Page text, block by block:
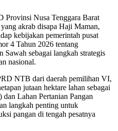
Nusa Tenggara Barat
akrab disapa Haji Maman,
kebijakan pemerintah pusat
4 Tahun 2026 tentang
sebagai langkah strategis
nasional.
NTB dari daerah pemilihan VI,
jutaan hektare lahan sebagai
Lahan Pertanian Pangan
langkah penting untuk
pangan di tengah pesatnya